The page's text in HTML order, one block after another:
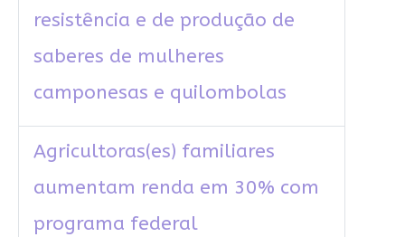
resistência e de produção de
saberes de mulheres
camponesas e quilombolas
Agricultoras(es) familiares
aumentam renda em 30% com
programa federal